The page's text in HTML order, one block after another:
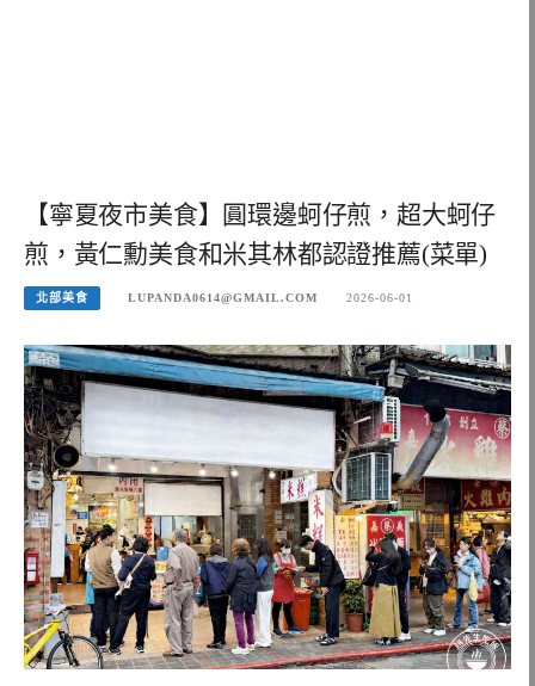
【寧夏夜市美食】圓環邊蚵仔煎，超大蚵仔
煎，黃仁勳美食和米其林都認證推薦(菜單)
北部美食 LUPANDA0614@GMAIL.COM 2026-06-01